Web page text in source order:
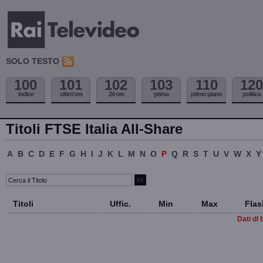
SOLO TESTO
100
indice
101
ultim'ora
102
24 ore
103
prima
110
primo piano
120
politica
Titoli FTSE Italia All-Share
A B C D E F G H I J K L M N O P Q R S T U V W X Y
Titoli Uffic. Min Max
Dati di